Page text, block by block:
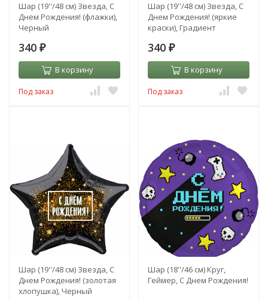
Шар (19''/48 см) Звезда, С
Днем Рождения! (флажки),
Черный
340 ₽
В корзину
Под заказ
Шар (19''/48 см) Звезда, С
Днем Рождения! (яркие
краски), Градиент
340 ₽
В корзину
Под заказ
Шар (19''/48 см) Звезда, С
Днем Рождения! (золотая
хлопушка), Черный
Шар (18''/46 см) Круг,
Геймер, С Днем Рождения!